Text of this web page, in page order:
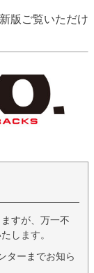
版ご覧いただけ
すが、万一不
します。
ターまでお知ら